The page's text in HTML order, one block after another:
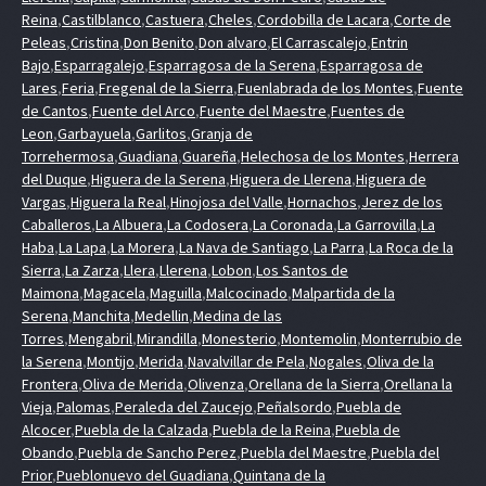
Reina,Castilblanco,Castuera,Cheles,Cordobilla de Lacara,Corte de
Peleas,Cristina,Don Benito,Don alvaro,El Carrascalejo,Entrin
Bajo,Esparragalejo,Esparragosa de la Serena,Esparragosa de
Lares,Feria,Fregenal de la Sierra,Fuenlabrada de los Montes,Fuente
de Cantos,Fuente del Arco,Fuente del Maestre,Fuentes de
Leon,Garbayuela,Garlitos,Granja de
Torrehermosa,Guadiana,Guareña,Helechosa de los Montes,Herrera
del Duque,Higuera de la Serena,Higuera de Llerena,Higuera de
Vargas,Higuera la Real,Hinojosa del Valle,Hornachos,Jerez de los
Caballeros,La Albuera,La Codosera,La Coronada,La Garrovilla,La
Haba,La Lapa,La Morera,La Nava de Santiago,La Parra,La Roca de la
Sierra,La Zarza,Llera,Llerena,Lobon,Los Santos de
Maimona,Magacela,Maguilla,Malcocinado,Malpartida de la
Serena,Manchita,Medellin,Medina de las
Torres,Mengabril,Mirandilla,Monesterio,Montemolin,Monterrubio de
la Serena,Montijo,Merida,Navalvillar de Pela,Nogales,Oliva de la
Frontera,Oliva de Merida,Olivenza,Orellana de la Sierra,Orellana la
Vieja,Palomas,Peraleda del Zaucejo,Peñalsordo,Puebla de
Alcocer,Puebla de la Calzada,Puebla de la Reina,Puebla de
Obando,Puebla de Sancho Perez,Puebla del Maestre,Puebla del
Prior,Pueblonuevo del Guadiana,Quintana de la